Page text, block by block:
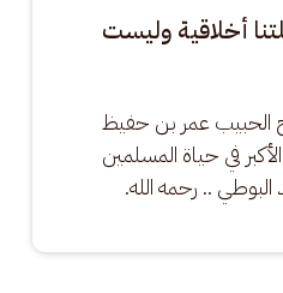
-13- مشكلتنا أخلاقية وليست
الحبيب عمر بن حفيظ
في حياة المسلمين
.. رحمه الله.